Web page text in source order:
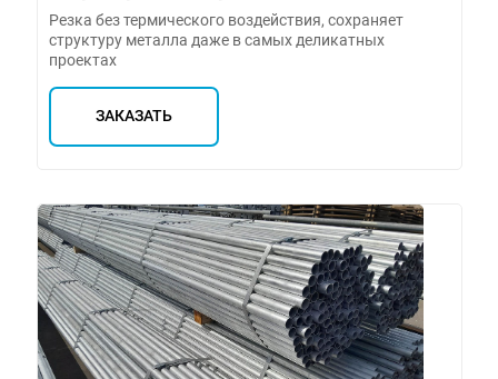
Резка без термического воздействия, сохраняет
структуру металла даже в самых деликатных
проектах
ЗАКАЗАТЬ